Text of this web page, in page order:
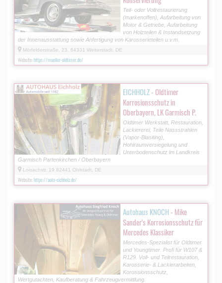
Teil- oder Vollrestaurierung
(markenoffen), Aufarbeitung von
Motor & Getriebe, Aufarbeitung
von Holzteilen & Instandsetzung
der Innenausstattung sowie Anfertigung von Karosserieteilen u.v.m.
Mörfelderstraße, 23, 64331 Weiterstadt. DE
Website:https://mueller-oldtimer.de/
EICHHOLZ- Oldtimer
Korrosionsschutz in
Oberbayern, LK Garmisch P.
Oldtimer Werkstatt, Restauration,
Lackiererei, Teile Nassstrahlen
(Vapor-Blasiting),
Hohlraumversiegelung und
Unterbodenschutz im Landkreis
Garmisch Partenkirchen / Oberbayern
Loisachstr. 19 82441 Ohlstadt, DE
Website:https://auto-eichholz.de/
Autohaus KNOCH- Mike
Sander's Korrosionsschutz für
Mercedes Klassiker
Mercedes-Spezialist für Oldtimer
und Youngtimer. Profi für W107 &
R129. Voll- und Teilrestauration,
Karosserie- & Lackierarbeiten,
Korossionsschutz,
Wertgutachten, Kaufberatung & Fahrzeugvermittlung.